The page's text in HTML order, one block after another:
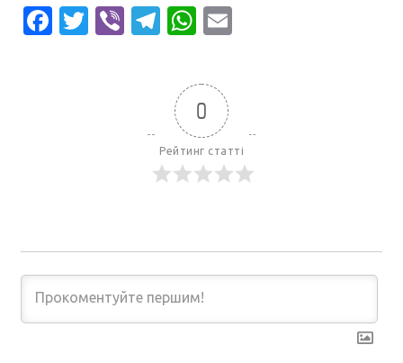
Facebook
Twitter
ViberTelegram
WhatsApp
0
Рейтинг статті